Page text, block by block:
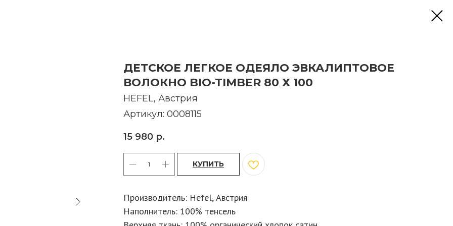
ДЕТСКОЕ ЛЕГКОЕ ОДЕЯЛО ЭВКАЛИПТОВОЕ
ВОЛОКНО BIO-TIMBER 80 Х 100
HEFEL, Австрия
Артикул: 0008115
15 980 р.
КУПИТЬ
Производитель: Hefel, Австрия
Наполнитель: 100% тенсель